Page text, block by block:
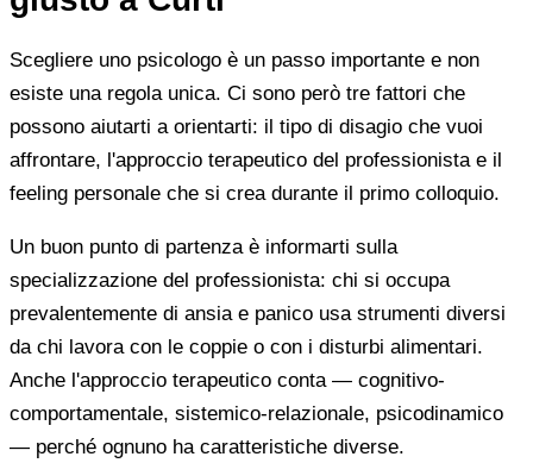
Scegliere uno psicologo è un passo importante e non
esiste una regola unica. Ci sono però tre fattori che
possono aiutarti a orientarti: il tipo di disagio che vuoi
affrontare, l'approccio terapeutico del professionista e il
feeling personale che si crea durante il primo colloquio.
Un buon punto di partenza è informarti sulla
specializzazione del professionista: chi si occupa
prevalentemente di ansia e panico usa strumenti diversi
da chi lavora con le coppie o con i disturbi alimentari.
Anche l'approccio terapeutico conta — cognitivo-
comportamentale, sistemico-relazionale, psicodinamico
— perché ognuno ha caratteristiche diverse.